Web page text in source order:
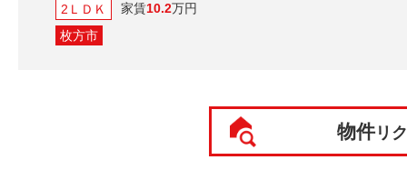
2ＬＤＫ
家賃10.2万円
枚方市
物件リ